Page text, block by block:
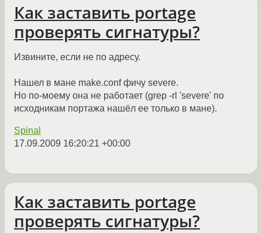
Как заставить portage
проверять сигнатуры?
Извините, если не по адресу.
Нашел в мане make.conf фичу severe.
Но по-моему она не работает (grep -rl 'severe' по
исходникам портажа нашёл ее только в мане).
Spinal
17.09.2009 16:20:21 +00:00
Как заставить portage
проверять сигнатуры?